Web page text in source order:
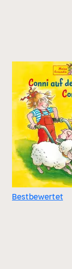
Bestbewertet